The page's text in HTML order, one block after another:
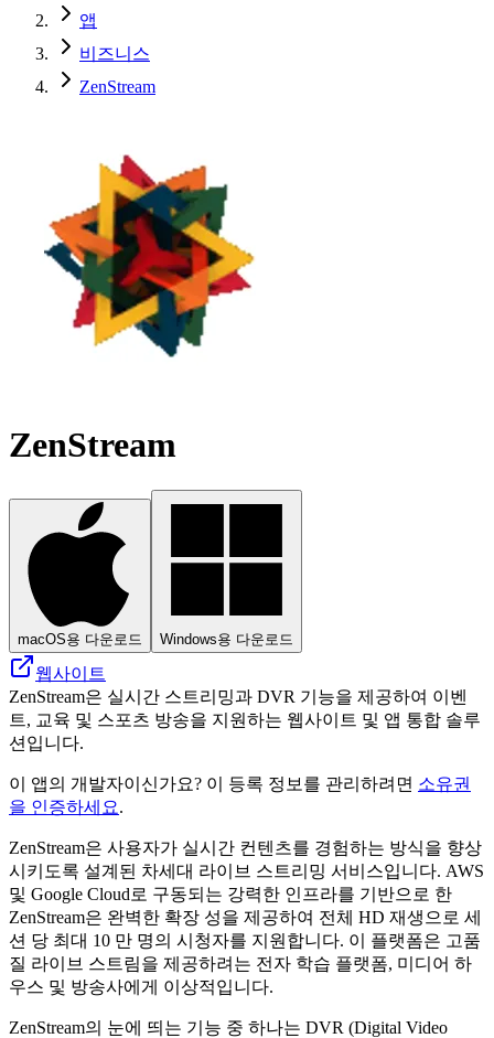
앱
비즈니스
ZenStream
ZenStream
macOS용 다운로드 Windows용 다운로드
웹사이트
ZenStream은 실시간 스트리밍과 DVR 기능을 제공하여 이벤
트, 교육 및 스포츠 방송을 지원하는 웹사이트 및 앱 통합 솔루
션입니다.
이 앱의 개발자이신가요? 이 등록 정보를 관리하려면 소유권
을 인증하세요.
ZenStream은 사용자가 실시간 컨텐츠를 경험하는 방식을 향상
시키도록 설계된 차세대 라이브 스트리밍 서비스입니다. AWS
및 Google Cloud로 구동되는 강력한 인프라를 기반으로 한
ZenStream은 완벽한 확장 성을 제공하여 전체 HD 재생으로 세
션 당 최대 10 만 명의 시청자를 지원합니다. 이 플랫폼은 고품
질 라이브 스트림을 제공하려는 전자 학습 플랫폼, 미디어 하
우스 및 방송사에게 이상적입니다.
ZenStream의 눈에 띄는 기능 중 하나는 DVR (Digital Video